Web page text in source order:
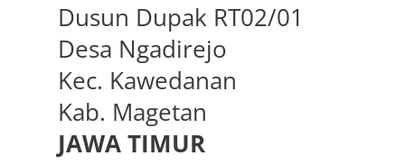
Dusun Dupak RT02/01
Desa Ngadirejo
Kec. Kawedanan
Kab. Magetan
JAWA TIMUR